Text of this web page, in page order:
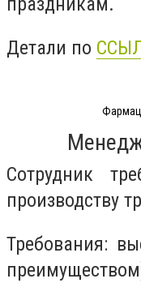
Детали по
Сотрудник
производству
Требования: